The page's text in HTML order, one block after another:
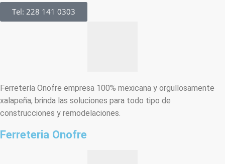
Tel: 228 141 0303
Ferretería Onofre empresa 100% mexicana y orgullosamente
xalapeña, brinda las soluciones para todo tipo de
construcciones y remodelaciones.
Ferreteria Onofre